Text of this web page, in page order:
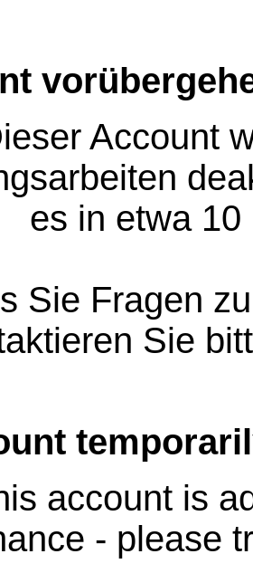
Account
es in etwa
Sie Fragen
Sie
account is
- please